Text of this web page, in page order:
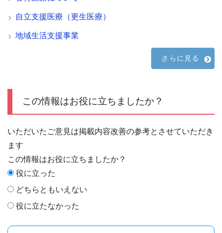
自立支援医療（更生医療）
地域生活支援事業
さらに見る
この情報はお役に立ちましたか？
いただいたご意見は掲載内容改善の参考とさせていただき
ます
この情報はお役に立ちましたか？
役に立った
どちらともいえない
役に立たなかった